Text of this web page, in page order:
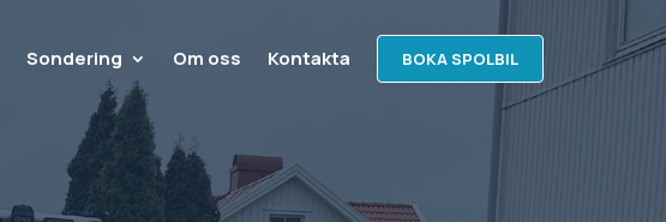
Sondering Om oss Kontakta BOKA SPOLBIL